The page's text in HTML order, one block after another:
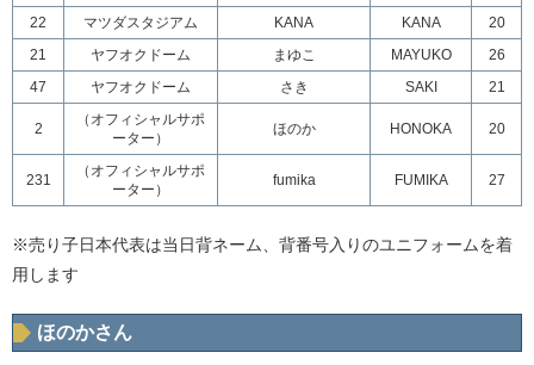
22
マツダスタジアム KANA KANA
20
21
ヤフオクドーム まゆこ MAYUKO
26
47
ヤフオクドーム さき SAKI 21
2
（オフィシャルサポ
ーター）
ほのか HONOKA 20
231
（オフィシャルサポ
ーター）
fumika FUMIKA 27
※売り子日本代表は当日背ネーム、背番号入りのユニフォームを着
用します
ほのかさん